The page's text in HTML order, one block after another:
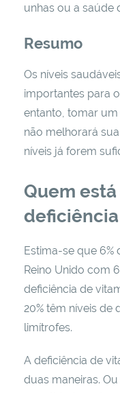
unhas ou a saúde
Resumo
Os níveis
importantes para
entanto, tomar
não melhorará
níveis já forem
Quem
deficiência
Estima-se que 6%
Reino Unido com
deficiência de
20% têm níveis de
limítrofes.
A deficiência de
duas maneiras.